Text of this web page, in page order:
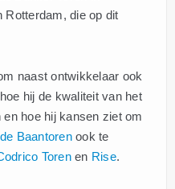
Rotterdam, die op dit
naast ontwikkelaar ook
hij de kwaliteit van het
hoe hij kansen ziet om
de Baantorenook te
Torenen Rise.